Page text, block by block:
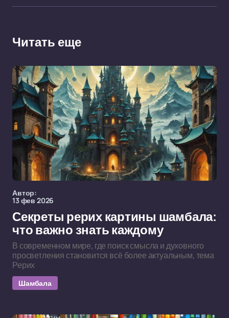
Читать еще
Автор:
13 фев 2026
Секреты рерих картины шамбала:
что важно знать каждому
В современном мире, где поиск смысла и духовного
просветления становится всё более актуальным, тема
Рерих
Шамбала